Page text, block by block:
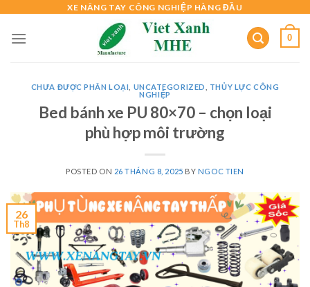
content
XE NÂNG TAY CÔNG NGHIỆP HÀNG ĐẦU
0
CHƯA ĐƯỢC PHÂN LOẠI UNCATEGORIZED
THỦY LỰC CÔNG
NGHIỆP
Bed bánh xe PU 80×70 – chọn loại
phù hợp môi trường
POSTED ON 26 THÁNG 8, 2025 BY NGOC TIEN
26
Th8